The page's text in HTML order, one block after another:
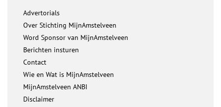
Advertorials
Over Stichting MijnAmstelveen
Word Sponsor van MijnAmstelveen
Berichten insturen
Contact
Wie en Wat is MijnAmstelveen
MijnAmstelveen ANBI
Disclaimer